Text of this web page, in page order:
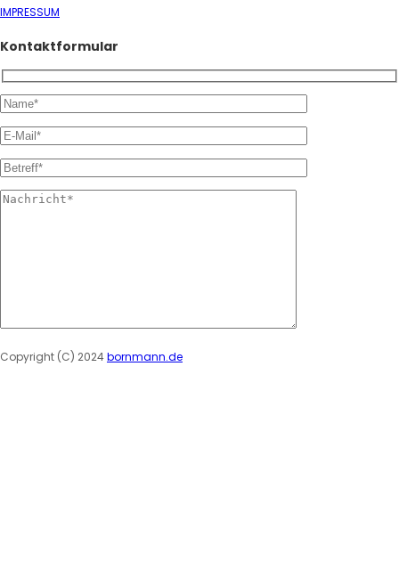
IMPRESSUM
Kontaktformular
Copyright (C) 2024bornmann.de